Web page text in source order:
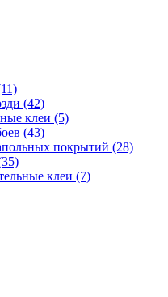
(42)
клеи (5)
(43)
покрытий (28)
клеи (7)